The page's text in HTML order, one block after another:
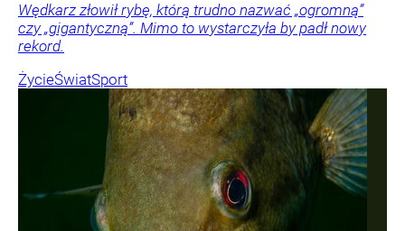
Wędkarz złowił rybę, którą trudno nazwać „ogromną”
czy „gigantyczną”. Mimo to wystarczyła by padł nowy
rekord.
ŻycieŚwiatSport